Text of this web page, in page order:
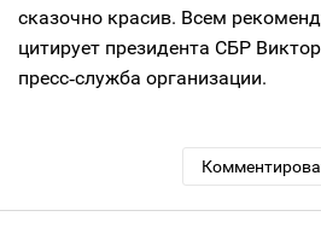
сказочно красив. Всем
цитирует президента СБР
пресс‑служба организации.